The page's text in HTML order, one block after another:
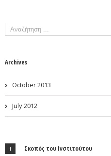
Archives
October 2013
July 2012
Σκοπός του Ινστιτούτου